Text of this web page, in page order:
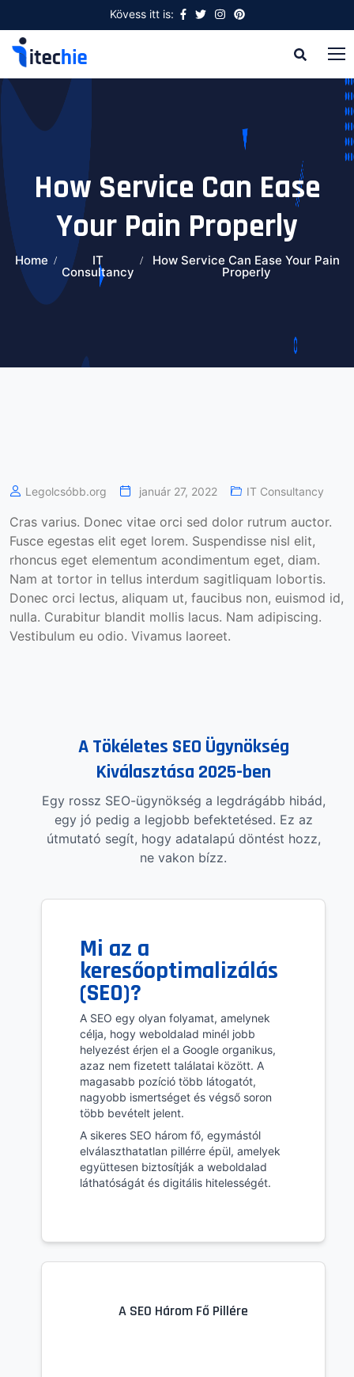
Kövess itt is:
How Service Can Ease
Your Pain Properly
Home IT
Consultancy
How Service Can Ease Your Pain
Properly
Legolcsóbb.org január 27, 2022 IT Consultancy
Cras varius. Donec vitae orci sed dolor rutrum auctor.
Fusce egestas elit eget lorem. Suspendisse nisl elit,
rhoncus eget elementum acondimentum eget, diam.
Nam at tortor in tellus interdum sagitliquam lobortis.
Donec orci lectus, aliquam ut, faucibus non, euismod id,
nulla. Curabitur blandit mollis lacus. Nam adipiscing.
Vestibulum eu odio. Vivamus laoreet.
A Tökéletes SEO Ügynökség
Kiválasztása 2025-ben
Egy rossz SEO-ügynökség a legdrágább hibád,
egy jó pedig a legjobb befektetésed. Ez az
útmutató segít, hogy adatalapú döntést hozz,
ne vakon bízz.
Mi az a
keresőoptimalizálás
(SEO)?
A SEO egy olyan folyamat, amelynek
célja, hogy weboldalad minél jobb
helyezést érjen el a Google organikus,
azaz nem fizetett találatai között. A
magasabb pozíció több látogatót,
nagyobb ismertséget és végső soron
több bevételt jelent.
A sikeres SEO három fő, egymástól
elválaszthatatlan pillérre épül, amelyek
együttesen biztosítják a weboldalad
láthatóságát és digitális hitelességét.
A SEO Három Fő Pillére